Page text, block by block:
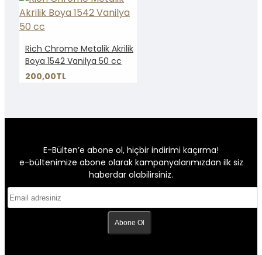
Rich Chrome Metalik Akrilik
Boya 1542 Vanilya 50 cc
200,00TL
E-Bülten’e abone ol, hiçbir indirimi kaçırma!
e-bültenimize abone olarak kampanyalarımızdan ilk siz
haberdar olabilirsiniz.
Abone Ol